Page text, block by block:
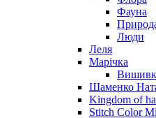
Фауна
Люди
Леля
Марічка
Шаменко
Kingdom of
Stitch Color